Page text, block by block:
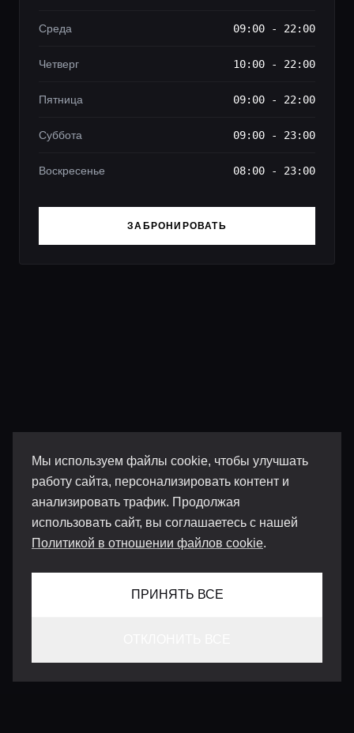
Мы используем файлы cookie, чтобы улучшать
работу сайта, персонализировать контент и
анализировать трафик. Продолжая
использовать сайт, вы соглашаетесь с нашей
Политикой в отношении файлов cookie.
ПРИНЯТЬ ВСЕ
Среда 09:00 - 22:00
Четверг 10:00 - 22:00
Пятница 09:00 - 22:00
Суббота 09:00 - 23:00
Воскресенье 08:00 - 23:00
ЗАБРОНИРОВАТЬ